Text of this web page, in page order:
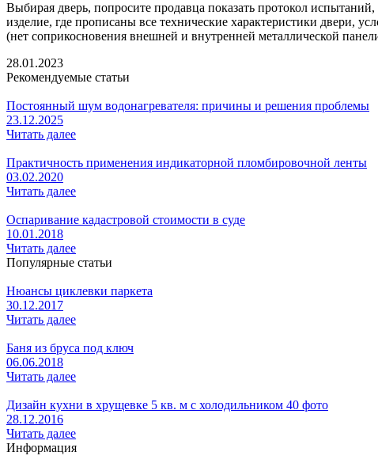
Выбирая дверь, попросите продавца показать протокол
изделие, где прописаны все технические характеристики двери,
(нет соприкосновения внешней и внутренней металлической
28.01.2023
Рекомендуемые статьи
Постоянный шум водонагревателя: причины и решения проблемы
23.12.2025
Читать далее
Практичность применения индикаторной пломбировочной ленты
03.02.2020
Читать далее
Оспаривание кадастровой стоимости в суде
10.01.2018
Читать далее
Популярные статьи
Нюансы циклевки паркета
30.12.2017
Читать далее
Баня из бруса под ключ
06.06.2018
Читать далее
Дизайн кухни в хрущевке 5 кв. м с холодильником 40 фото
28.12.2016
Читать далее
Информация